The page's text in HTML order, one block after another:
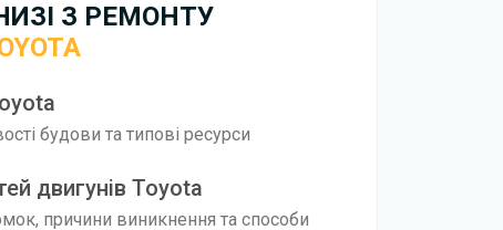
З РЕМОНТУ
будови та типові ресурси
двигунів Toyota
причини виникнення та способи